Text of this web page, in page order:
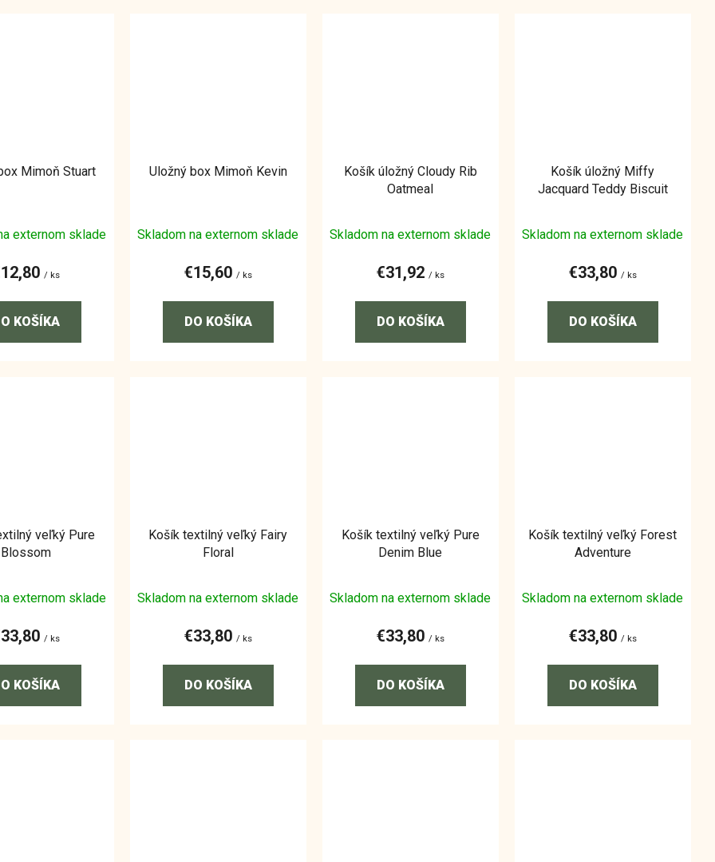
Mimoň Stuart
externom sklade
/ ks
KOŠÍKA
Uložný box Mimoň Kevin
Skladom na externom sklade
€15,60/ ks
DO KOŠÍKA
Košík úložný Cloudy Rib
Oatmeal
Skladom na externom sklade
€31,92/ ks
DO KOŠÍKA
Košík úložný Miffy
Jacquard Teddy Biscuit
Skladom na externom sklade
€33,80/ ks
DO KOŠÍKA
veľký Pure
Blossom
externom sklade
/ ks
KOŠÍKA
Košík textilný veľký Fairy
Floral
Skladom na externom sklade
€33,80/ ks
DO KOŠÍKA
Košík textilný veľký Pure
Denim Blue
Skladom na externom sklade
€33,80/ ks
DO KOŠÍKA
Košík textilný veľký Forest
Adventure
Skladom na externom sklade
€33,80/ ks
DO KOŠÍKA